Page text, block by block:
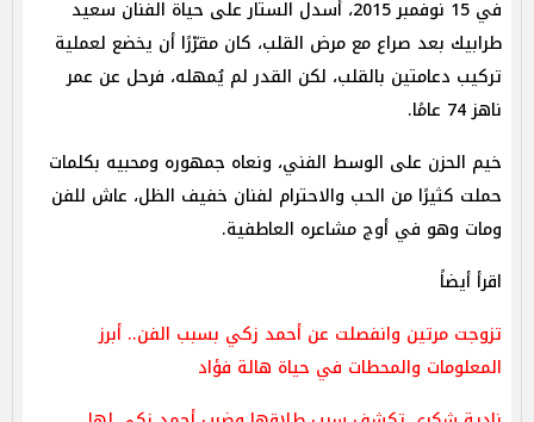
في 15 نوفمبر 2015، أسدل الستار على حياة الفنان سعيد
طرابيك بعد صراع مع مرض القلب، كان مقرّرًا أن يخضع لعملية
تركيب دعامتين بالقلب، لكن القدر لم يُمهله، فرحل عن عمر
ناهز 74 عامًا.
خيم الحزن على الوسط الفني، ونعاه جمهوره ومحبيه بكلمات
حملت كثيرًا من الحب والاحترام لفنان خفيف الظل، عاش للفن
ومات وهو في أوج مشاعره العاطفية.
اقرأ أيضاً
تزوجت مرتين وانفصلت عن أحمد زكي بسبب الفن.. أبرز
المعلومات والمحطات في حياة هالة فؤاد